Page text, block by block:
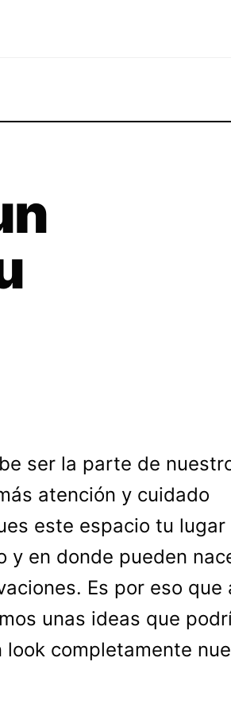
ser la parte de
atención y cuidado
este espacio tu lugar
y en donde pueden
Es por eso que
unas ideas que
completamente